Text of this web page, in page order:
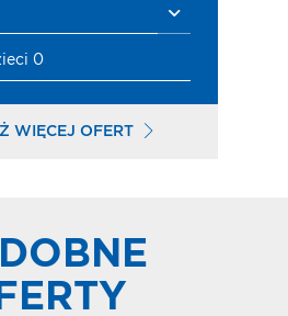
0
WIĘCEJ OFERT